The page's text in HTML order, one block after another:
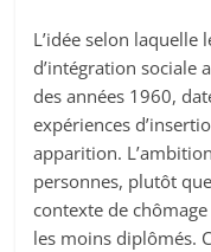
L’idée selon
d’intégration sociale
des années 1960,
expériences
apparition.
personnes, plutôt
contexte de
les moins diplômés.